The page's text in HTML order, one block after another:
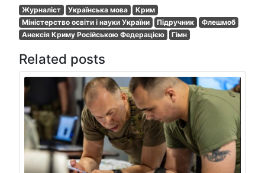
Журналіст Українська мова
Крим
Міністерство освіти і науки України
Підручник
Флешмоб
Анексія Криму Російською Федерацією
Гімн
Related posts